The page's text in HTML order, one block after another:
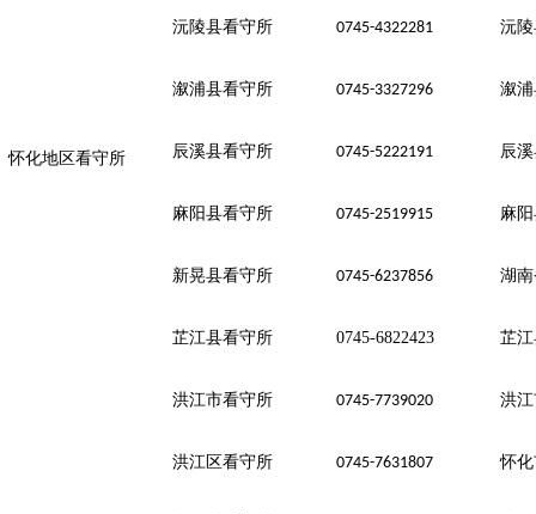
怀化地区看守所
沅陵县看守所 0745-4322281 沅
溆浦县看守所 0745-3327296 溆
辰溪县看守所 0745-5222191 辰
麻阳县看守所 0745-2519915 麻
新晃县看守所 0745-6237856 湖
芷江县看守所 0745-6822423 芷
洪江市看守所 0745-7739020 洪
洪江区看守所 0745-7631807 怀